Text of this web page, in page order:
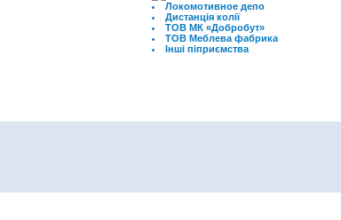
Локомотивное депо
Дистанція колії
ТОВ МК «Добробут»
ТОВ Меблева фабрика
Інші піприємства